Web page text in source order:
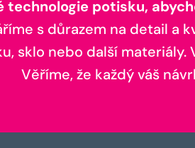
technologie potisku,
s důrazem na detail a
sklo nebo další
Věříme, že každý váš